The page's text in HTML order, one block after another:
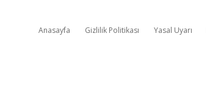
Anasayfa Gizlilik Politikası Yasal Uyarı